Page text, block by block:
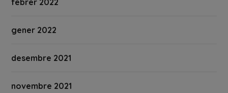
febrer 2022
gener 2022
desembre 2021
novembre 2021